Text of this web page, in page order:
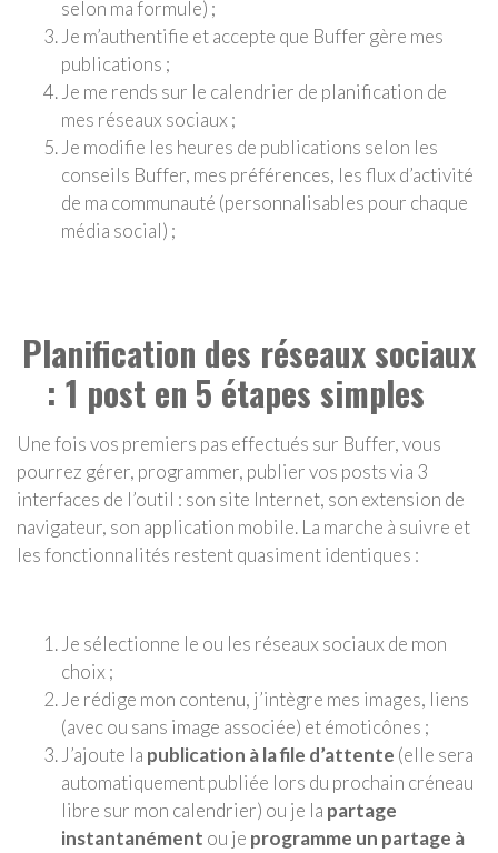
selon ma formule) ;
Je m’authentifie et accepte que Buffer gère mes
publications ;
Je me rends sur le calendrier de planification de
mes réseaux sociaux ;
Je modifie les heures de publications selon les
conseils Buffer, mes préférences, les flux d’activité
de ma communauté (personnalisables pour chaque
média social) ;
Planification des réseaux sociaux
: 1 post en 5 étapes simples
Une fois vos premiers pas effectués sur Buffer, vous
pourrez gérer, programmer, publier vos posts via 3
interfaces de l’outil : son site Internet, son extension de
navigateur, son application mobile. La marche à suivre et
les fonctionnalités restent quasiment identiques :
Je sélectionne le ou les réseaux sociaux de mon
choix ;
Je rédige mon contenu, j’intègre mes images, liens
(avec ou sans image associée) et émoticônes ;
J’ajoute la publication à la file d’attente (elle sera
automatiquement publiée lors du prochain créneau
libre sur mon calendrier) ou je la partage
instantanément ou je programme un partage à